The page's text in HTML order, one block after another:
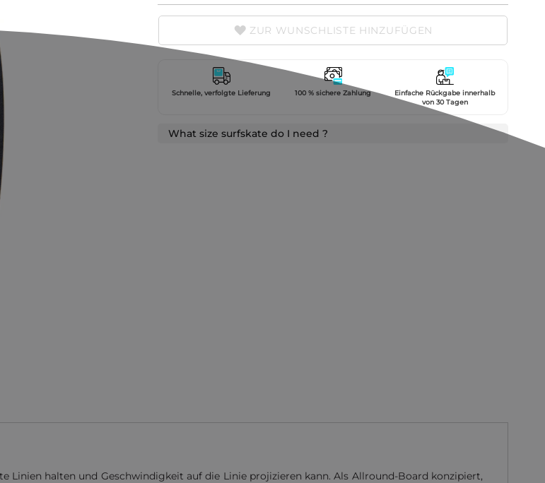
ZUR WUNSCHLISTE HINZUFÜGEN
Schnelle, verfolgte Lieferung 100 % sichere Zahlung
Einfache Rückgabe innerhalb
von 30 Tagen
What size surfskate do I need ?
Linien halten und Geschwindigkeit auf die Linie projizieren kann. Als Allround-Board konzipiert,